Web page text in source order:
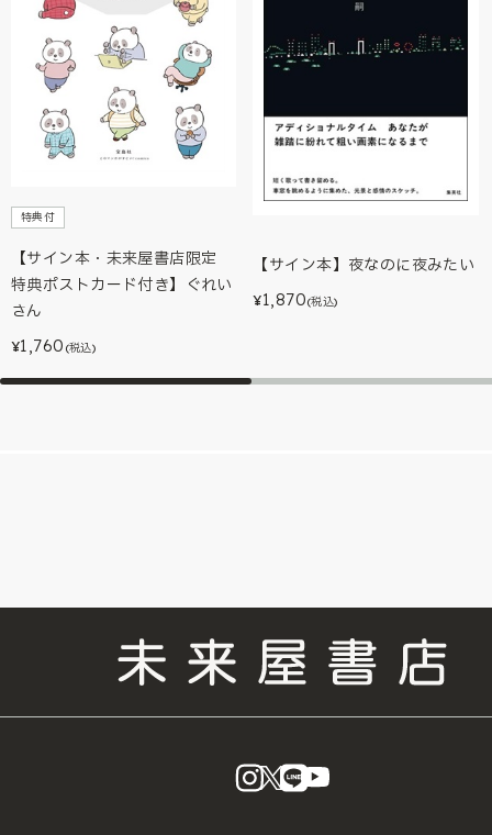
特典付
【サイン本・未来屋書店限定
特典ポストカード付き】ぐれい
さん
¥1,760 (税込)
【サイン本】夜なのに夜みたい
¥1,870(税込)
instagram
X LINE